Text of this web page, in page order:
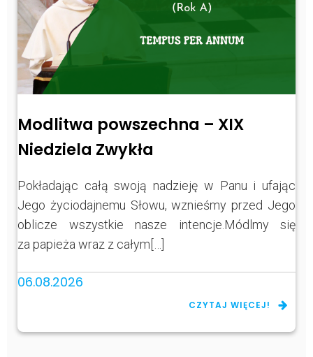
Modlitwa powszechna – XIX
Niedziela Zwykła
Pokładając całą swoją nadzieję w Panu i ufając
Jego życiodajnemu Słowu, wznieśmy przed Jego
oblicze wszystkie nasze intencje.Módlmy się
za papieża wraz z całym[…]
06.08.2026
CZYTAJ WIĘCEJ!